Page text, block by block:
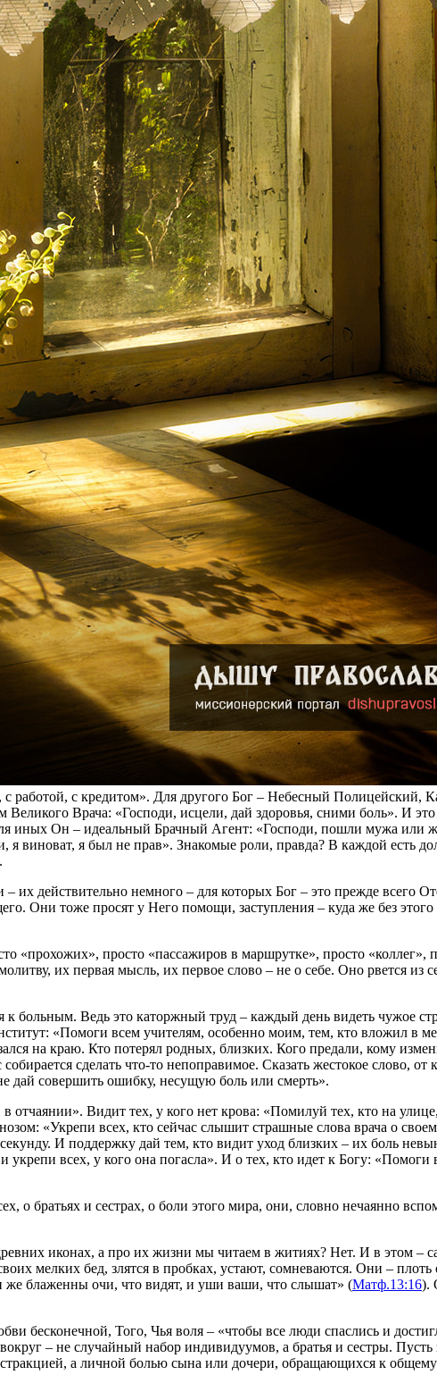
работой, с кредитом». Для другого Бог – Небесный Полицейский,
Врача: «Господи, исцели, дай здоровья, сними боль». И
иных Он – идеальный Брачный Агент: «Господи, пошли мужа или
виноват, я был не прав». Знакомые роли, правда? В каждой есть
их действительно немного – для которых Бог – это прежде всего
Они тоже просят у Него помощи, заступления – куда же без
«прохожих», просто «пассажиров в маршрутке», просто «коллег»,
их первая мысль, их первое слово – не о себе. Оно рвется из
Ведь это каторжный труд – каждый день видеть чужое
«Помоги всем учителям, особенно моим, тем, кто вложил в
на краю. Кто потерял родных, близких. Кого предали, кому
сделать что-то непоправимое. Сказать жестокое слово,
дай совершить ошибку, несущую боль или смерть».
Видит тех, у кого нет крова: «Помилуй тех, кто на
«Укрепи всех, кто сейчас слышит страшные слова врача о
И поддержку дай тем, кто видит уход близких – их боль
всех, у кого она погасла». И о тех, кто идет к Богу: «Помоги
о братьях и сестрах, о боли этого мира, они, словно нечаянно
иконах, а про их жизни мы читаем в житиях? Нет. И в этом –
мелких бед, злятся в пробках, устают, сомневаются. Они –
блаженны очи, что видят, и уши ваши, что слышат» (Матф.13:16).
Того, Чья воля – «чтобы все люди спаслись и
– не случайный набор индивидуумов, а братья и сестры. Пусть
а личной болью сына или дочери, обращающихся к